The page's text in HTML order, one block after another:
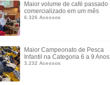
Maior volume de café passado
comercializado em um mês
6.326 Acessos
Maior Campeonato de Pesca
Infantil na Categoria 6 a 9 Anos
3.232 Acessos